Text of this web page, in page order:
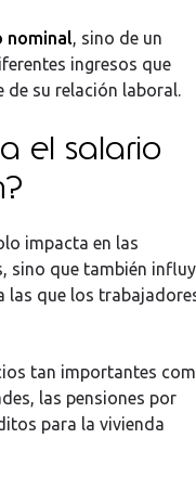
nominal, sino de un
ingresos que
de su relación laboral.
el salario
impacta en las
sino que también
las que los
tan importantes
las pensiones por
para la vivienda